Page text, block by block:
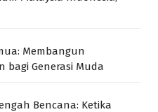
Membangun
bagi Generasi Muda
Bencana: Ketika